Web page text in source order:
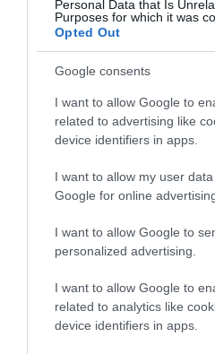
Personal Data that Is
Purposes for which it was
Opted Out
Google consents
I want to allow Google to
related to advertising like
device identifiers in apps.
I want to allow my user
Google for online
I want to allow Google to
personalized advertising.
I want to allow Google to
related to analytics like
device identifiers in apps.
Ελλάδα σε υποχώρηση:
προσπερνά στην